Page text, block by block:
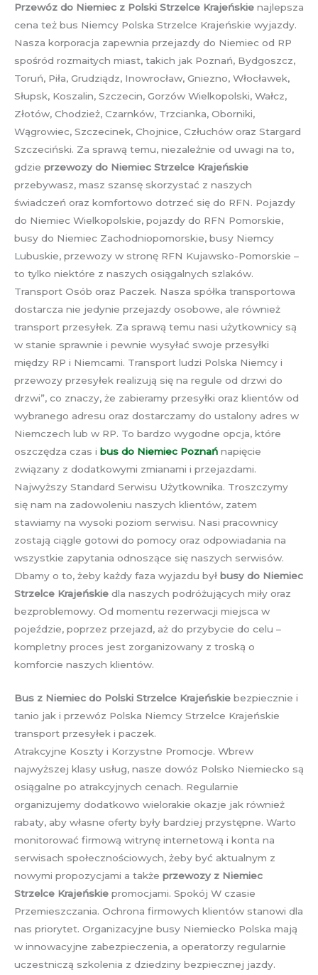
Przewóz do Niemiec z Polski Strzelce Krajeńskie najlepsza
cena też bus Niemcy Polska Strzelce Krajeńskie wyjazdy.
Nasza korporacja zapewnia przejazdy do Niemiec od RP
spośród rozmaitych miast, takich jak Poznań, Bydgoszcz,
Toruń, Piła, Grudziądz, Inowrocław, Gniezno, Włocławek,
Słupsk, Koszalin, Szczecin, Gorzów Wielkopolski, Wałcz,
Złotów, Chodzież, Czarnków, Trzcianka, Oborniki,
Wągrowiec, Szczecinek, Chojnice, Człuchów oraz Stargard
Szczeciński. Za sprawą temu, niezależnie od uwagi na to,
gdzie przewozy do Niemiec Strzelce Krajeńskie
przebywasz, masz szansę skorzystać z naszych
świadczeń oraz komfortowo dotrzeć się do RFN. Pojazdy
do Niemiec Wielkopolskie, pojazdy do RFN Pomorskie,
busy do Niemiec Zachodniopomorskie, busy Niemcy
Lubuskie, przewozy w stronę RFN Kujawsko-Pomorskie –
to tylko niektóre z naszych osiągalnych szlaków.
Transport Osób oraz Paczek. Nasza spółka transportowa
dostarcza nie jedynie przejazdy osobowe, ale również
transport przesyłek. Za sprawą temu nasi użytkownicy są
w stanie sprawnie i pewnie wysyłać swoje przesyłki
między RP i Niemcami. Transport ludzi Polska Niemcy i
przewozy przesyłek realizują się na regule od drzwi do
drzwi”, co znaczy, że zabieramy przesyłki oraz klientów od
wybranego adresu oraz dostarczamy do ustalony adres w
Niemczech lub w RP. To bardzo wygodne opcja, które
oszczędza czas i bus do Niemiec Poznań napięcie
związany z dodatkowymi zmianami i przejazdami.
Najwyższy Standard Serwisu Użytkownika. Troszczymy
się nam na zadowoleniu naszych klientów, zatem
stawiamy na wysoki poziom serwisu. Nasi pracownicy
zostają ciągle gotowi do pomocy oraz odpowiadania na
wszystkie zapytania odnoszące się naszych serwisów.
Dbamy o to, żeby każdy faza wyjazdu był busy do Niemiec
Strzelce Krajeńskie dla naszych podróżujących miły oraz
bezproblemowy. Od momentu rezerwacji miejsca w
pojeździe, poprzez przejazd, aż do przybycie do celu –
kompletny proces jest zorganizowany z troską o
komforcie naszych klientów.
Bus z Niemiec do Polski Strzelce Krajeńskie bezpiecznie i
tanio jak i przewóz Polska Niemcy Strzelce Krajeńskie
transport przesyłek i paczek.
Atrakcyjne Koszty i Korzystne Promocje. Wbrew
najwyższej klasy usług, nasze dowóz Polsko Niemiecko są
osiągalne po atrakcyjnych cenach. Regularnie
organizujemy dodatkowo wielorakie okazje jak również
rabaty, aby własne oferty były bardziej przystępne. Warto
monitorować firmową witrynę internetową i konta na
serwisach społecznościowych, żeby być aktualnym z
nowymi propozycjami a także przewozy z Niemiec
Strzelce Krajeńskie promocjami. Spokój W czasie
Przemieszczania. Ochrona firmowych klientów stanowi dla
nas priorytet. Organizacyjne busy Niemiecko Polska mają
w innowacyjne zabezpieczenia, a operatorzy regularnie
uczestniczą szkolenia z dziedziny bezpiecznej jazdy.